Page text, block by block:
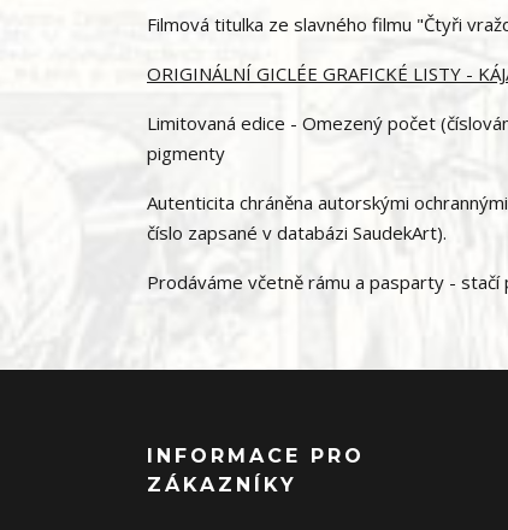
Filmová titulka ze slavného filmu "Čtyři
ORIGINÁLNÍ GICLÉE GRAFICKÉ LISTY -
Limitovaná edice - Omezený počet
pigmenty
Autenticita chráněna autorskými
číslo zapsané v databázi SaudekArt).
Prodáváme včetně rámu a pasparty -
INFORMACE PRO
ZÁKAZNÍKY